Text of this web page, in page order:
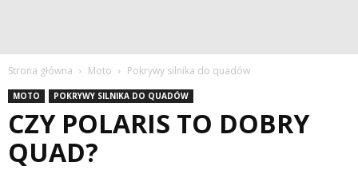
Strona główna Moto Pokrywy silnika do quadów
MOTO POKRYWY SILNIKA DO QUADÓW
CZY POLARIS TO DOBRY
QUAD?